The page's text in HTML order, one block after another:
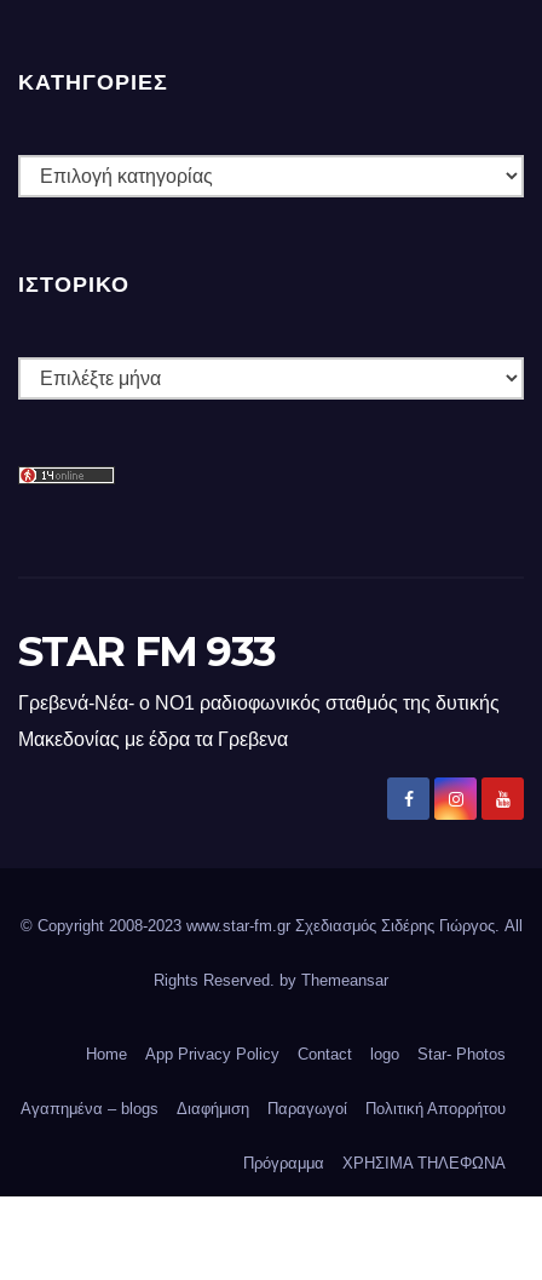
ΚΑΤΗΓΟΡΙΕΣ
ΚΑΤΗΓΟΡΙΕΣ
ΙΣΤΟΡΙΚΌ
Ιστορικό
STAR FM 933
Γρεβενά-Νέα- ο ΝΟ1 ραδιοφωνικός σταθμός της δυτικής
Μακεδονίας με έδρα τα Γρεβενα
© Copyright 2008-2023 www.star-fm.gr Σχεδιασμός Σιδέρης Γιώργος. All
Rights Reserved. by Themeansar
Home App Privacy Policy Contact logo Star- Photos
Αγαπημένα – blogs Διαφήμιση Παραγωγοί Πολιτική Απορρήτου
Πρόγραμμα ΧΡΗΣΙΜΑ ΤΗΛΕΦΩΝΑ